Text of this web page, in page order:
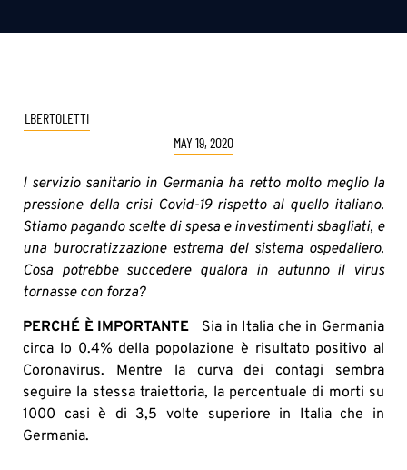
LBERTOLETTI
MAY 19, 2020
l servizio sanitario in Germania ha retto molto meglio la
pressione della crisi Covid-19 rispetto al quello italiano.
Stiamo pagando scelte di spesa e investimenti sbagliati, e
una burocratizzazione estrema del sistema ospedaliero.
Cosa potrebbe succedere qualora in autunno il virus
tornasse con forza?
PERCHÉ È IMPORTANTE Sia in Italia che in Germania
circa lo 0.4% della popolazione è risultato positivo al
Coronavirus. Mentre la curva dei contagi sembra
seguire la stessa traiettoria, la percentuale di morti su
1000 casi è di 3,5 volte superiore in Italia che in
Germania.